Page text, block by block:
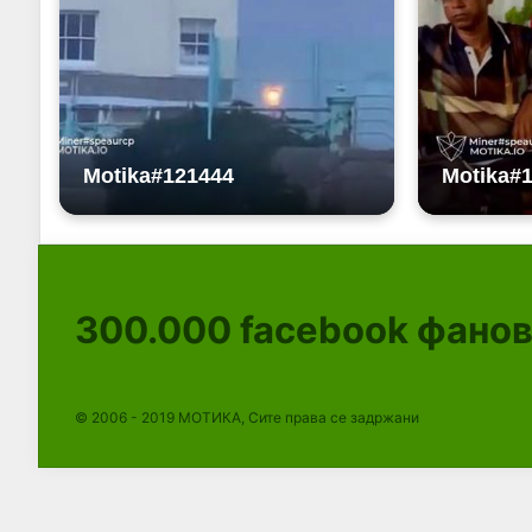
300.000 facebook
© 2006 - 2019 МОТИКА, Сите права се задржани